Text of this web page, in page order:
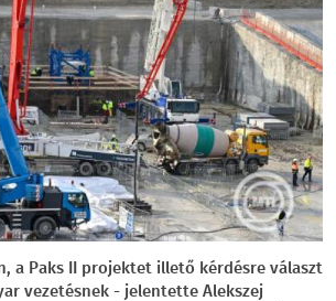
a Paks II projektet illető kérdésre választ
vezetésnek - jelentette Alekszej